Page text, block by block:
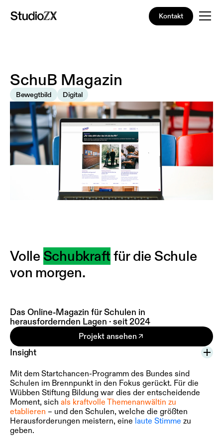
Kontakt
SchuB Magazin
Bewegtbild Digital
Volle Schubkraftfür die Schule
von morgen.
Das Online-Magazin für Schulen in
herausfordernden Lagen · seit 2024
Projekt ansehen
Insight
Mit dem Startchancen-Programm des Bundes sind
Schulen im Brennpunkt in den Fokus gerückt. Für die
Wübben Stiftung Bildung war dies der entscheidende
Moment, sich als kraftvolle Themenanwältin zu
etablieren – und den Schulen, welche die größten
Herausforderungen meistern, eine laute Stimme zu
geben.